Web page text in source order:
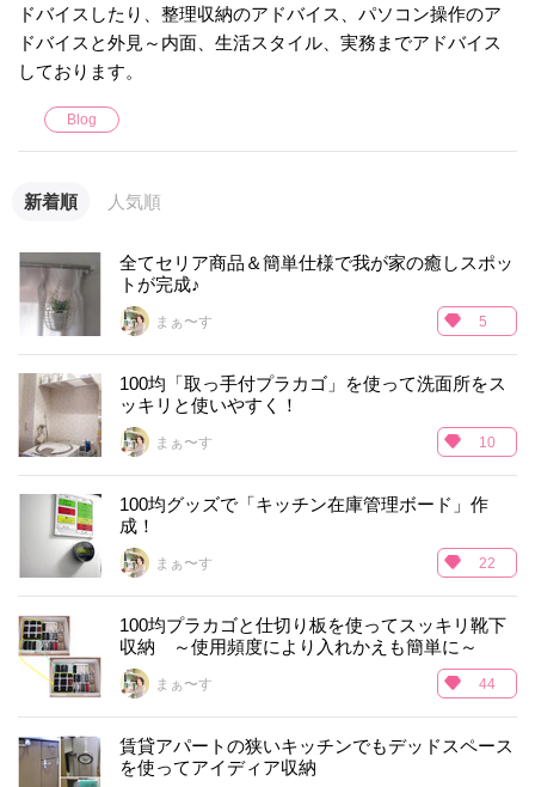
ドバイスしたり、整理収納のアドバイス、パソコン操作のア
ドバイスと外見～内面、生活スタイル、実務までアドバイス
しております。
Blog
新着順 人気順
全てセリア商品＆簡単仕様で我が家の癒しスポッ
トが完成♪
まぁ〜す 5
100均「取っ手付プラカゴ」を使って洗面所をス
ッキリと使いやすく！
まぁ〜す 10
100均グッズで「キッチン在庫管理ボード」作
成！
まぁ〜す 22
100均プラカゴと仕切り板を使ってスッキリ靴下
収納 ～使用頻度により入れかえも簡単に～
まぁ〜す 44
賃貸アパートの狭いキッチンでもデッドスペース
を使ってアイディア収納